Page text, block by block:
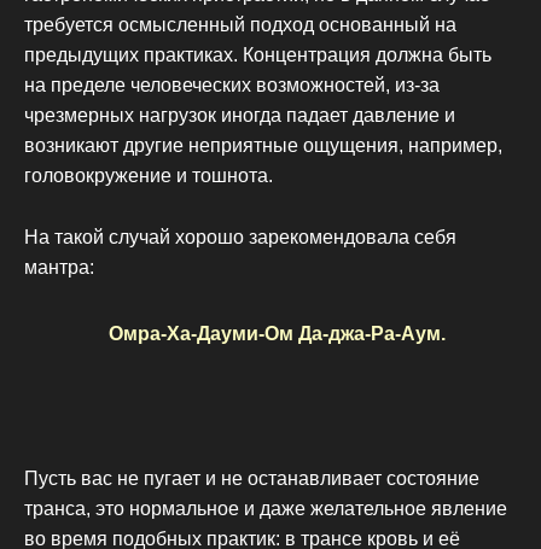
требуется осмысленный подход основанный на
предыдущих практиках. Концентрация должна быть
на пределе человеческих возможностей, из-за
чрезмерных нагрузок иногда падает давление и
возникают другие неприятные ощущения, например,
головокружение и тошнота.
На такой случай хорошо зарекомендовала себя
мантра:
Омра-Ха-Дауми-Ом Да-джа-Ра-Аум.
Пусть вас не пугает и не останавливает состояние
транса, это нормальное и даже желательное явление
во время подобных практик: в трансе кровь и её